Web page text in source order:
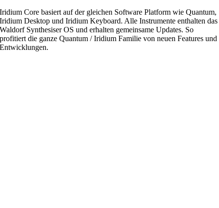
Iridium Core basiert auf der gleichen Software Platform wie Quantum,
Iridium Desktop und Iridium Keyboard. Alle Instrumente enthalten das
Waldorf Synthesiser OS und erhalten gemeinsame Updates. So
profitiert die ganze Quantum / Iridium Familie von neuen Features und
Entwicklungen.